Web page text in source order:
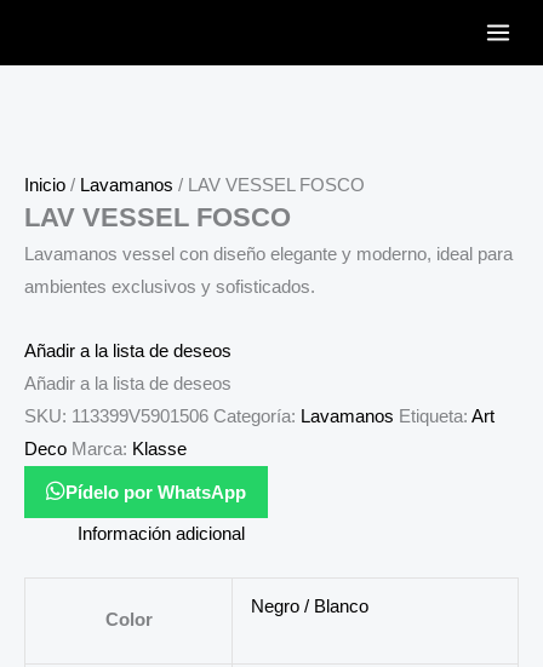
Inicio / Lavamanos / LAV VESSEL FOSCO
LAV VESSEL FOSCO
Lavamanos vessel con diseño elegante y moderno, ideal para
ambientes exclusivos y sofisticados.
Añadir a la lista de deseos
Añadir a la lista de deseos
SKU: 113399V5901506 Categoría: Lavamanos Etiqueta: Art
Deco Marca: Klasse
Pídelo por WhatsApp
Información adicional
Color
Negro / Blanco